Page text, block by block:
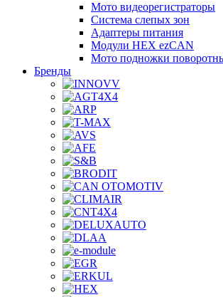
Мото видеорегистраторы
Система слепых зон
Адаптеры питания
Модули HEX ezCAN
Мото подножки
Бренды